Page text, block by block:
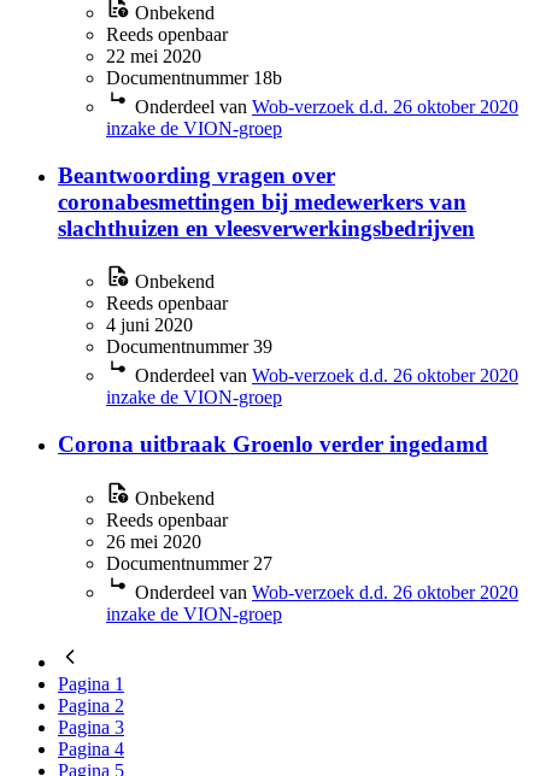
Onbekend
Reeds openbaar
22 mei 2020
Documentnummer 18b
Onderdeel van Wob-verzoek d.d. 26 oktober 2020
inzake de VION-groep
Beantwoording vragen over
coronabesmettingen bij medewerkers van
slachthuizen en vleesverwerkingsbedrijven
Onbekend
Reeds openbaar
4 juni 2020
Documentnummer 39
Onderdeel van Wob-verzoek d.d. 26 oktober 2020
inzake de VION-groep
Corona uitbraak Groenlo verder ingedamd
Onbekend
Reeds openbaar
26 mei 2020
Documentnummer 27
Onderdeel van Wob-verzoek d.d. 26 oktober 2020
inzake de VION-groep
Pagina 1
Pagina 2
Pagina 3
Pagina 4
Pagina 5